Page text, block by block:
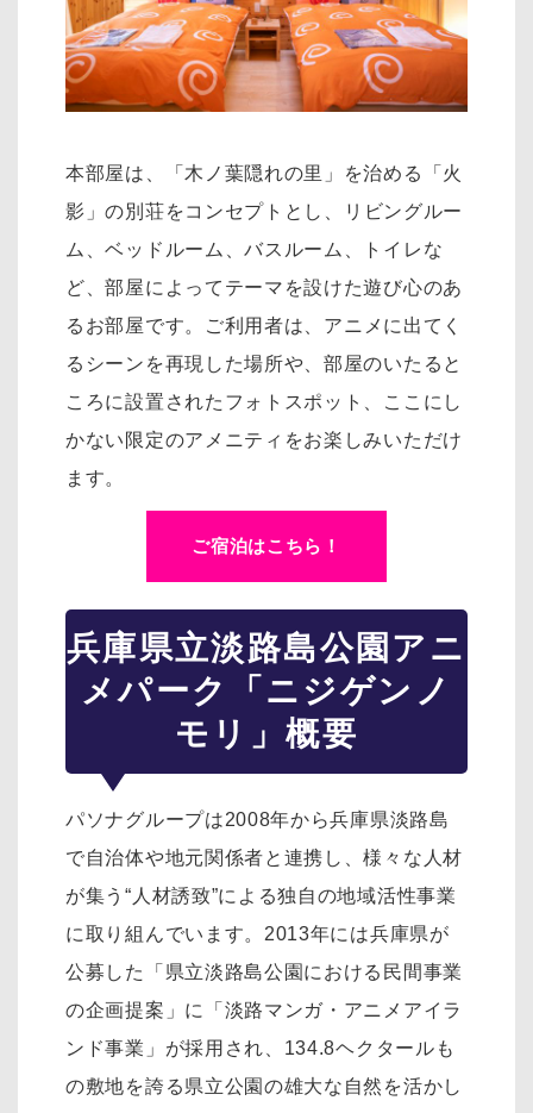
本部屋は、「木ノ葉隠れの里」を治める「火
影」の別荘をコンセプトとし、リ ビングルー
ム、ベッドルーム、バスルーム、トイレな
ど、部屋によってテーマを設けた遊び心のあ
るお部屋です。
ご利用者は、アニメに出てく
るシーンを再現した場所や、部屋のいたると
ころに設置されたフォトスポット、
ここにし
かない限定のアメニティをお楽しみいただけ
ます。
ご宿泊はこちら！
兵庫県立淡路島公園アニ
メパーク「ニジゲンノ
モリ」概要
パソナグループは2008年から兵庫県淡路島
で自治体や地元関係者と連携し、様々な人材
が集う“人材誘致”による独自の地域活性事業
に取り組んでいます。2013年には兵庫県が
公募した「県立淡路島公園における民間事業
の企画提案」に「淡路マンガ・アニメアイラ
ンド事業」が採用され、134.8ヘクタールも
の敷地を誇る県立公園の雄大な自然を活かし